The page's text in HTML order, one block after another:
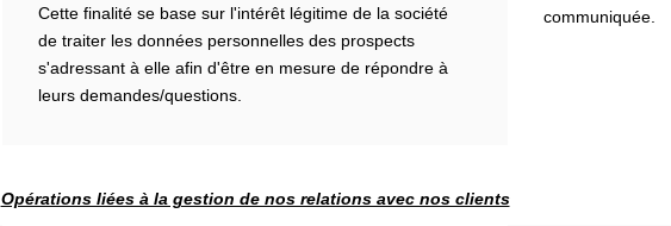
Cette finalité se base sur l'intérêt légitime de la société
de traiter les données personnelles des prospects
s'adressant à elle afin d'être en mesure de répondre à
leurs demandes/questions.
communiquée.
Opérations liées à la gestion de nos relations avec nos clients